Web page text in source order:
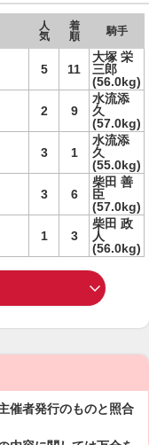
人
気
着
順
騎手
5 11
大塚 栄
三郎
(56.0kg)
2 9
水流添
久
(57.0kg)
3 1
水流添
久
(55.0kg)
3 6
柴田 善
臣
(57.0kg)
1 3
柴田 政
人
(56.0kg)
催者発行のものと照合